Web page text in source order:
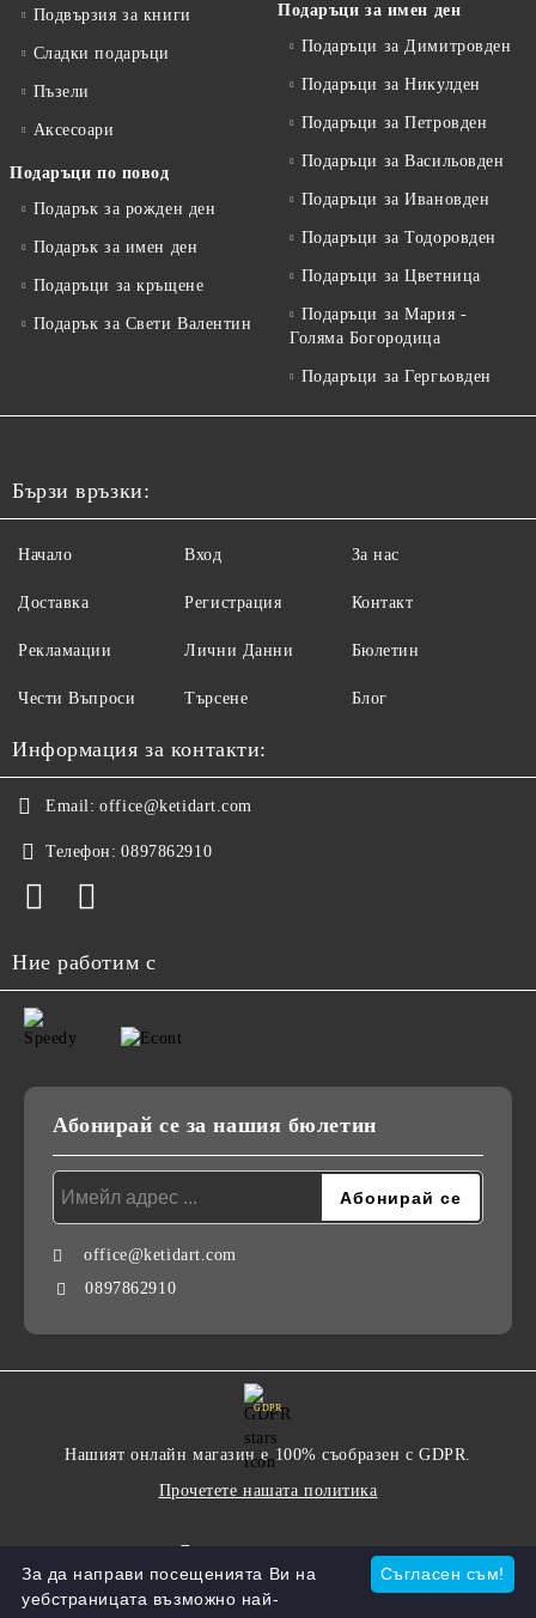
Подвързия за книги
Сладки подаръци
Пъзели
Аксесоари
Подаръци по повод
Подарък за рожден ден
Подарък за имен ден
Подаръци за кръщене
Подарък за Свети Валентин
Подаръци за имен ден
Подаръци за Димитровден
Подаръци за Никулден
Подаръци за Петровден
Подаръци за Васильовден
Подаръци за Ивановден
Подаръци за Тодоровден
Подаръци за Цветница
Подаръци за Мария -
Голяма Богородица
Подаръци за Гергьовден
Бързи връзки:
Начало
Доставка
Рекламации
Чести Въпроси
Вход
Регистрация
Лични Данни
Търсене
За нас
Контакт
Бюлетин
Блог
Информация за контакти:
Email: office@ketidart.com
Телефон: 0897862910
Ние работим с
Абонирай се за нашия бюлетин
office@ketidart.com
0897862910
GDPR
Нашият онлайн магазин е 100% съобразен с GDPR.
Прочетете нашата политика
Съгласен съм!
За да направи посещенията Ви на
уебстраницата възможно най-